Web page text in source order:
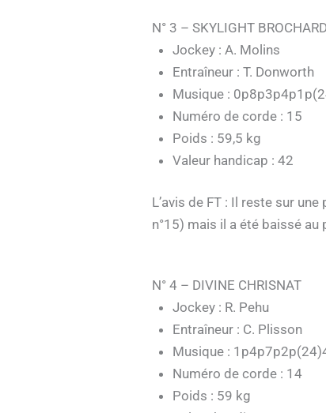
N° 3 – SKYLIGHT BROCHARD
Jockey : A. Molins
Entraîneur : T. Donworth
Musique :
Numéro de corde : 15
Poids : 59,5 kg
Valeur handicap : 42
L’avis de FT : Il reste sur
n°15) mais il a été baissé
N° 4 – DIVINE CHRISNAT
Jockey : R. Pehu
Entraîneur : C. Plisson
Musique :
Numéro de corde : 14
Poids : 59 kg